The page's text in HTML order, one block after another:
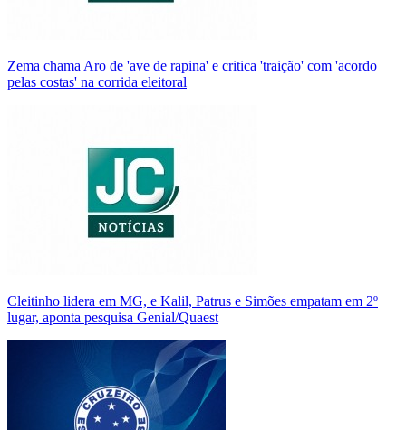
Zema chama Aro de 'ave de rapina' e critica 'traição' com 'acordo
pelas costas' na corrida eleitoral
Cleitinho lidera em MG, e Kalil, Patrus e Simões empatam em 2º
lugar, aponta pesquisa Genial/Quaest